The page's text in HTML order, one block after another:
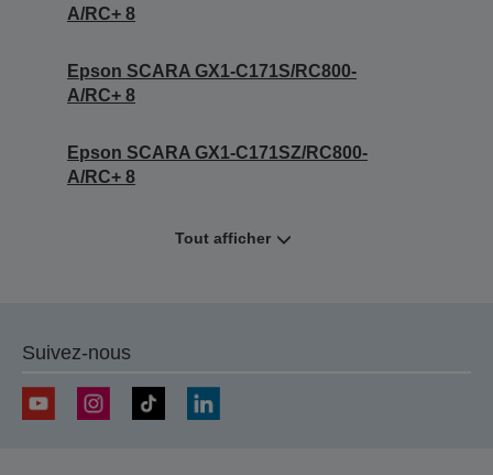
A/RC+ 8
Epson SCARA GX1-C171S/RC800-
A/RC+ 8
Epson SCARA GX1-C171SZ/RC800-
A/RC+ 8
Tout afficher
Suivez-nous